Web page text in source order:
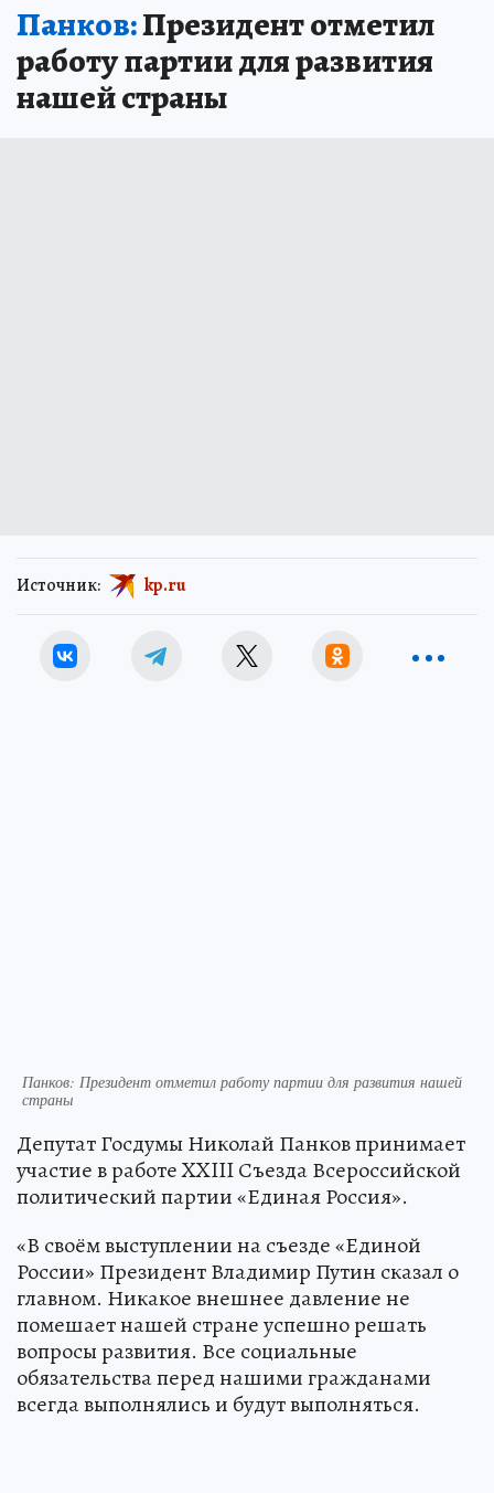
Панков:Президент отметил
работу партии для развития
нашей страны
Источник: kp.ru
Панков: Президент отметил работу партии для развития нашей
страны
Депутат Госдумы Николай Панков принимает
участие в работе XXIII Съезда Всероссийской
политический партии «Единая Россия».
«В своём выступлении на съезде «Единой
России» Президент Владимир Путин сказал о
главном. Никакое внешнее давление не
помешает нашей стране успешно решать
вопросы развития. Все социальные
обязательства перед нашими гражданами
всегда выполнялись и будут выполняться.